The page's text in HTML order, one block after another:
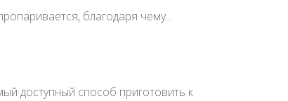
благодаря чему...
доступный способ приготовить к